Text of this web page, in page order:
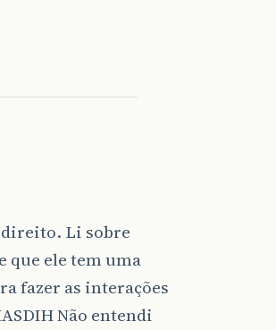
direito. Li sobre
que ele tem uma
fazer as interações
Não entendi